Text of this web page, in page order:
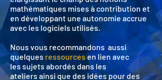
mathématiques mises à contribution et
en développant une autonomie accrue
avec les logiciels utilisés.
Nous vous recommandons aussi
quelques ressourcesen lien avec
les sujets abordés dans les
ateliers ainsi que des idées pour des